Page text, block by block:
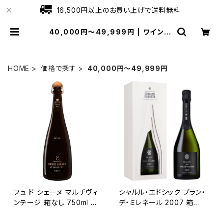
16,500円以上のお買い上げで送料無料
40,000円～49,999円 | ワインシ
HOME 価格で探す 40,000円～49,999円
フュ ド シェーヌ マルチヴィ
ンテージ 箱なし 750ml ア
シャルル・エドシック ブラン・
デ・ミレネール 2007 箱入